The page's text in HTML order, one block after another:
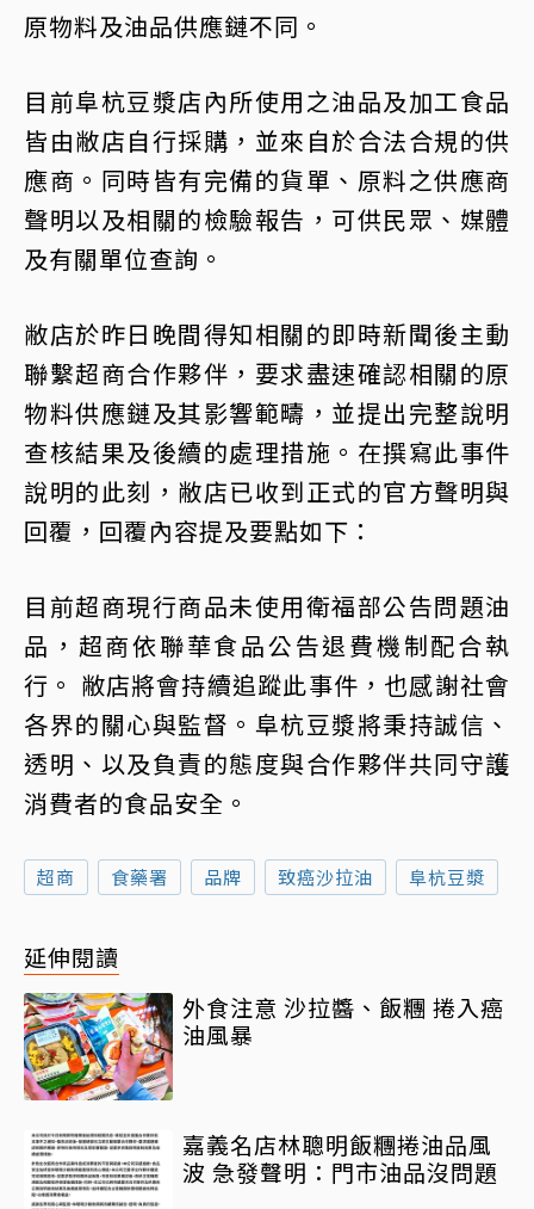
原物料及油品供應鏈不同。
目前阜杭豆漿店內所使用之油品及加工食品
皆由敝店自行採購，並來自於合法合規的供
應商。同時皆有完備的貨單、原料之供應商
聲明以及相關的檢驗報告，可供民眾、媒體
及有關單位查詢。
敝店於昨日晚間得知相關的即時新聞後主動
聯繫超商合作夥伴，要求盡速確認相關的原
物料供應鏈及其影響範疇，並提出完整說明
查核結果及後續的處理措施。在撰寫此事件
說明的此刻，敝店已收到正式的官方聲明與
回覆，回覆內容提及要點如下：
目前超商現行商品未使用衛福部公告問題油
品，超商依聯華食品公告退費機制配合執
行。 敝店將會持續追蹤此事件，也感謝社會
各界的關心與監督。阜杭豆漿將秉持誠信、
透明、以及負責的態度與合作夥伴共同守護
消費者的食品安全。
超商 食藥署 品牌 致癌沙拉油 阜杭豆漿
延伸閱讀
外食注意 沙拉醬、飯糰 捲入癌
油風暴
嘉義名店林聰明飯糰捲油品風
波 急發聲明：門市油品沒問題